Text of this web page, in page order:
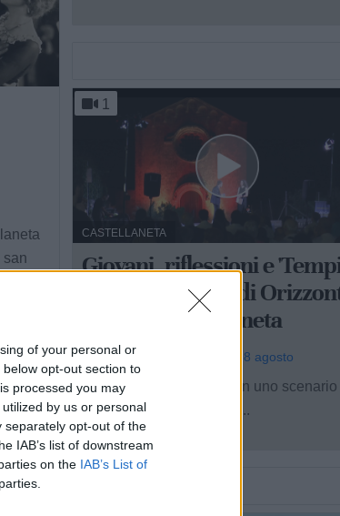
of your personal or
opt-out section to
processed you may
by us or personal
separately opt-out of the
IAB’s list of downstream
on the IAB’s List of
san
1
CASTELLANETA
Giovani, riflessioni e
Nuovi': la prima di
illumina Castellaneta
Dario Benedetto - oggi, sab 8 agosto
Un’atmosfera rilassante in uno scenario
unico come quello della ...